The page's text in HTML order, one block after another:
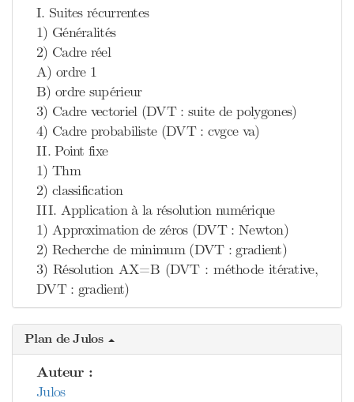
I. Suites récurrentes
1) Généralités
2) Cadre réel
A) ordre 1
B) ordre supérieur
3) Cadre vectoriel (DVT : suite de polygones)
4) Cadre probabiliste (DVT : cvgce va)
II. Point fixe
1) Thm
2) classification
III. Application à la résolution numérique
1) Approximation de zéros (DVT : Newton)
2) Recherche de minimum (DVT : gradient)
3) Résolution AX=B (DVT : méthode itérative,
DVT : gradient)
Plan de Julos
Auteur :
Julos